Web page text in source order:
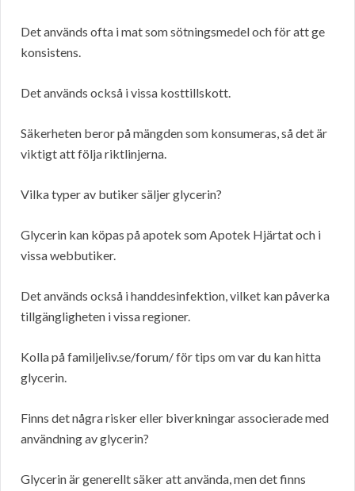
Det används ofta i mat som sötningsmedel och för att ge
konsistens.
Det används också i vissa kosttillskott.
Säkerheten beror på mängden som konsumeras, så det är
viktigt att följa riktlinjerna.
Vilka typer av butiker säljer glycerin?
Glycerin kan köpas på apotek som Apotek Hjärtat och i
vissa webbutiker.
Det används också i handdesinfektion, vilket kan påverka
tillgängligheten i vissa regioner.
Kolla på familjeliv.se/forum/ för tips om var du kan hitta
glycerin.
Finns det några risker eller biverkningar associerade med
användning av glycerin?
Glycerin är generellt säker att använda, men det finns